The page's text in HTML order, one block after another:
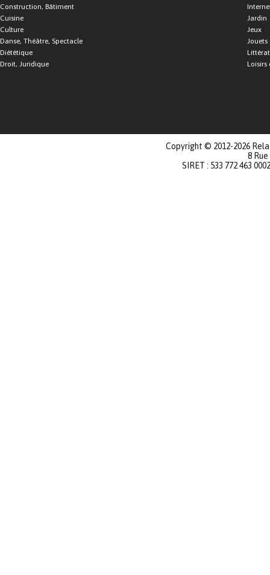
Construction, Bâtiment
Cuisine
Culture
Danse, Théâtre, Spectacle
Diététique
Droit, Juridique
Jardin
Jeux
Jouets
Loisirs
Copyright © 2012-2026
8
SIRET : 533 772 463